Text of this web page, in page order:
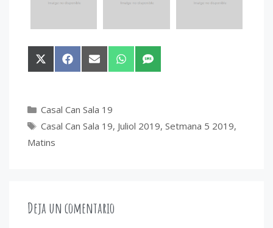
Compartir
en
Compartir
en
Compartir
en
Compartir
en
Compartir
en
Categorías
Casal Can Sala 19
Etiquetas
Casal Can Sala 19, Juliol 2019, Setmana 5 2019,
Matins
Deja un comentario